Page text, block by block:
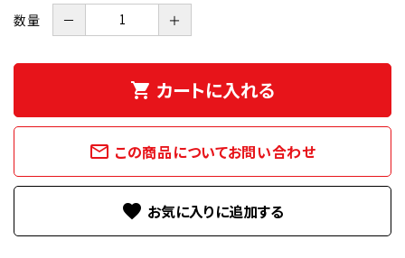
数量 － ＋
shopping_cart カートに入れる
mail_outline この商品についてお問い合わせ
favorite